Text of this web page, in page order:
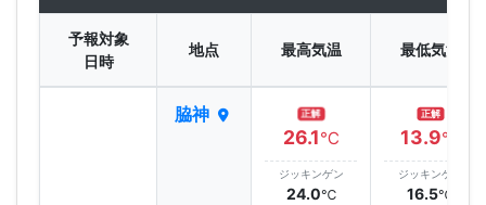
予報対象
日時
地点 最高気温 最低気温
脇神 正解
26.1℃
ジッキンゲン
24.0℃
正解
13.9℃
ジッキンゲン
16.5℃